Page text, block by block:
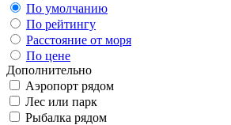
По умолчанию
По рейтингу
Расстояние от моря
По цене
Дополнительно
Аэропорт рядом
Лес или парк
Рыбалка рядом